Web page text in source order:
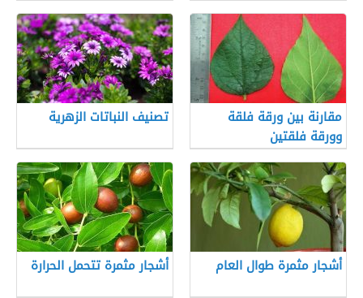
مقارنة بين ورقة فلقة
وورقة فلقتين
تصنيف النباتات الزهرية
أشجار مثمرة طوال العام أشجار مثمرة تتحمل الحرارة